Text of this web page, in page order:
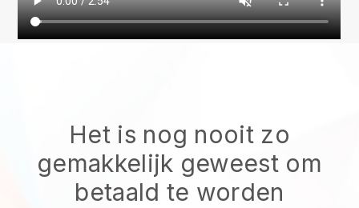
Het is nog nooit zo
gemakkelijk geweest om
betaald te worden